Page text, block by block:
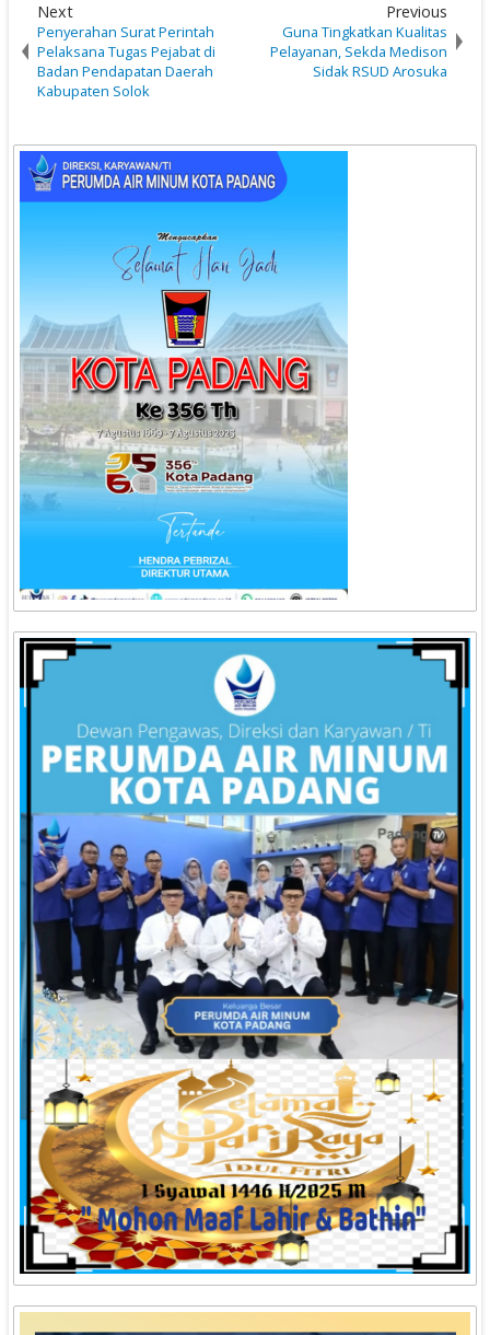
Next
Penyerahan Surat Perintah
Pelaksana Tugas Pejabat di
Badan Pendapatan Daerah
Kabupaten Solok
Previous
Guna Tingkatkan Kualitas
Pelayanan, Sekda Medison
Sidak RSUD Arosuka